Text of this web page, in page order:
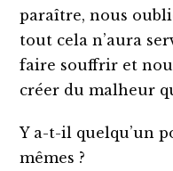
paraître, nous
tout cela n’aura
faire souffrir et
créer du malheur
Y a-t-il quelqu’un
mêmes ?